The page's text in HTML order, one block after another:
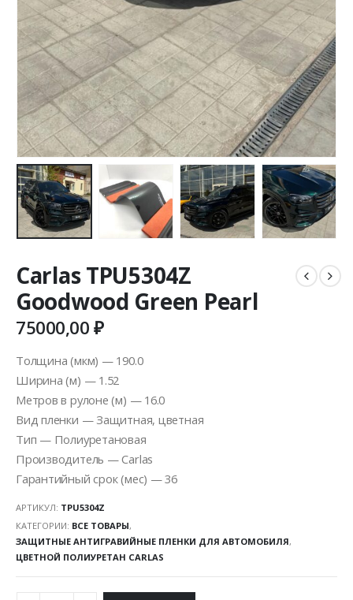
Carlas TPU5304Z
Goodwood Green Pearl
75000,00₽
Толщина (мкм) — 190.0
Ширина (м) — 1.52
Метров в рулоне (м) — 16.0
Вид пленки — Защитная, цветная
Тип — Полиуретановая
Производитель — Carlas
Гарантийный срок (мес) — 36
АРТИКУЛ: TPU5304Z
КАТЕГОРИИ: ВСЕ ТОВАРЫ,
ЗАЩИТНЫЕ АНТИГРАВИЙНЫЕ ПЛЕНКИ ДЛЯ АВТОМОБИЛЯ,
ЦВЕТНОЙ ПОЛИУРЕТАН CARLAS